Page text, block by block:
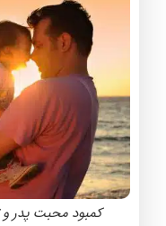
کمبود محبت پدر و